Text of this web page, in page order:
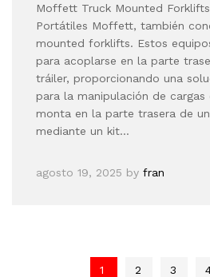
Moffett Truck Mounted
Portátiles Moffett, también
mounted forklifts. Estos
para acoplarse en la parte
tráiler, proporcionando una
para la manipulación de cargas
monta en la parte trasera de
mediante un kit…
agosto 19, 2025 by fran
1 2 3